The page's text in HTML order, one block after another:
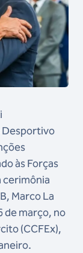
Desportivo
às Forças
cerimônia
Marco La
de março, no
(CCFEx),